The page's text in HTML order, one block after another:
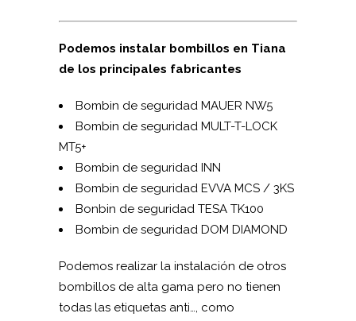
Podemos instalar bombillos en Tiana
de los principales fabricantes
Bombin de seguridad MAUER NW5
Bombin de seguridad MUL­T-T-LOCK
MT5+
Bombin de seguridad INN
Bombin de seguridad EVVA MCS / 3KS
Bonbin de seguridad TESA TK100
Bombin de seguridad DOM DIAMOND
Podemos realizar la instalación de otros
bombillos de alta gama pero no tienen
todas las etiquetas anti…, como